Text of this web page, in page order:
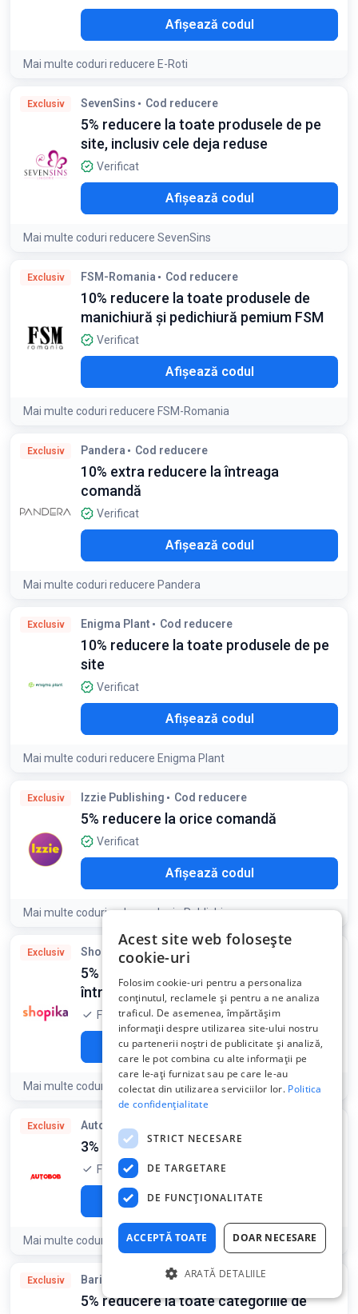
Afișează codul
Mai multe coduri reducere E-Roti
Exclusiv SevenSins Cod reducere
5% reducere la toate produsele de pe
site, inclusiv cele deja reduse
Verificat
Afișează codul
Mai multe coduri reducere SevenSins
Exclusiv FSM-Romania Cod reducere
10% reducere la toate produsele de
manichiură și pedichiură pemium FSM
Verificat
Afișează codul
Mai multe coduri reducere FSM-Romania
Detaliile ofertei: Reducerea de 10% se aplică la toate
produsele de pe site
Exclusiv Pandera Cod reducere
10% extra reducere la întreaga
comandă
Verificat
Afișează codul
Mai multe coduri reducere Pandera
Exclusiv Enigma Plant Cod reducere
10% reducere la toate produsele de pe
site
Verificat
Afișează codul
Mai multe coduri reducere Enigma Plant
Exclusiv Izzie Publishing Cod reducere
5% reducere la orice comandă
Verificat
Afișează codul
Mai multe coduri reducere Izzie Publishing
Exclusiv Shopika Cod reducere
5% reducere la toate produsele cu pret
întreg
Folosit acum 5 ore
Afișează codul LO5
Mai multe coduri reducere Shopika
Reducerea nu se cumulează cu alte promoții existente pe
Shopika.ro
Exclusiv AutoBob
3% reducere la orice comandă
Folosit acum 11 ore
Afișează codul
Mai multe coduri reducere AutoBob
Exclusiv Baristelli Cod reducere
5% reducere la toate categoriile de
Acest site web folosește
cookie-uri
Folosim cookie-uri pentru a personaliza
conținutul, reclamele și pentru a ne analiza
traficul. De asemenea, împărtășim
informații despre utilizarea site-ului nostru
cu partenerii noștri de publicitate și analiză,
care le pot combina cu alte informații pe
care le-ați furnizat sau pe care le-au
colectat din utilizarea serviciilor lor. Politica
de confidențialitate
STRICT NECESARE
DE TARGETARE
DE FUNCŢIONALITATE
ACCEPTĂ TOATE DOAR NECESARE
ARATĂ DETALIILE